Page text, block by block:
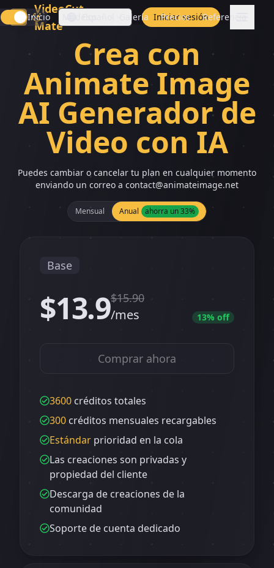
VideoCut
Mate
Inicio Galería Precios Referencia
Iniciar sesión
Crea con
Animate Image
AI Generador de
Video con IA
Puedes cambiar o cancelar tu plan en cualquier momento
enviando un correo a contact@animateimage.net
Mensual Anual ahorra un 33%
Base
$13.9/mes
$15.90
13% off
Comprar ahora
3600 créditos totales
300 créditos mensuales recargables
Estándar prioridad en la cola
Las creaciones son privadas y
propiedad del cliente
Descarga de creaciones de la
comunidad
Soporte de cuenta dedicado